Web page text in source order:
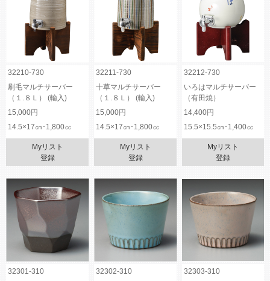
32210-730 32211-730
32212-730
刷毛マルチサーバー
（１.８Ｌ） (輸入)
十草マルチサーバー
（１.８Ｌ） (輸入)
いろはマルチサーバー
（有田焼）
15,000円
15,000円
14,400円
14.5×17㎝･1,800㏄
14.5×17㎝･1,800㏄ 15.5×15.5㎝･1,400㏄
Myリスト
登録
Myリスト
登録
Myリスト
登録
32301-310 32302-310
32303-310